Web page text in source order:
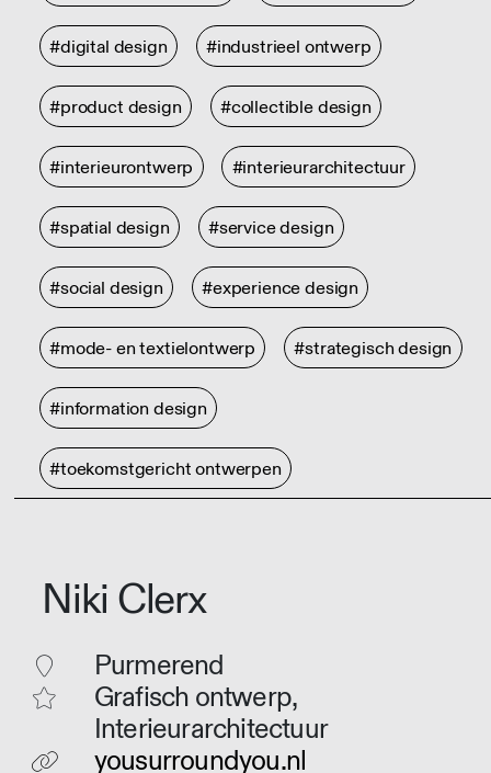
#digital design #industrieel ontwerp
#product design #collectible design
#interieurontwerp #interieurarchitectuur
#spatial design #service design
#social design #experience design
#mode- en textielontwerp #strategisch design
#information design
#toekomstgericht ontwerpen
Niki Clerx
Purmerend
Grafisch ontwerp,
Interieurarchitectuur
yousurroundyou.nl